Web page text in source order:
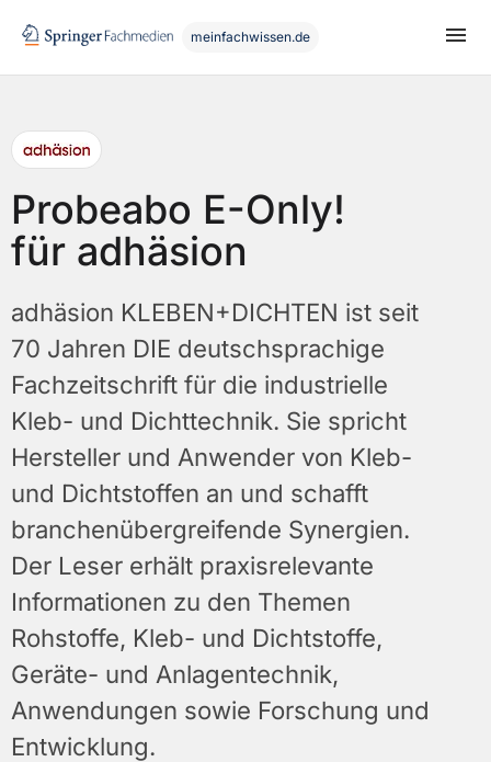
meinfachwissen.de
Probeabo E-Only!
für adhäsion
adhäsion KLEBEN+DICHTEN ist seit
70 Jahren DIE deutschsprachige
Fachzeitschrift für die industrielle
Kleb- und Dichttechnik. Sie spricht
Hersteller und Anwender von Kleb-
und Dichtstoffen an und schafft
branchenübergreifende Synergien.
Der Leser erhält praxisrelevante
Informationen zu den Themen
Rohstoffe, Kleb- und Dichtstoffe,
Geräte- und Anlagentechnik,
Anwendungen sowie Forschung und
Entwicklung.